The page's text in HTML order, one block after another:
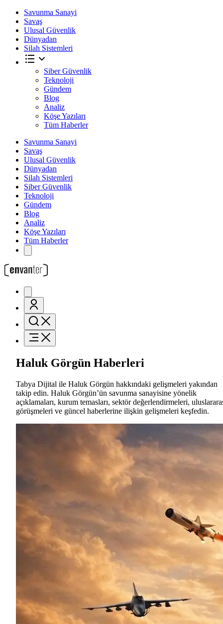
Savunma Sanayi
Savaş
Ulusal Güvenlik
Dünyadan
Silah Sistemleri
Siber Güvenlik
Teknoloji
Gündem
Blog
Analiz
Köşe Yazıları
Tüm Haberler
Savunma Sanayi
Savaş
Ulusal Güvenlik
Dünyadan
Silah Sistemleri
Siber Güvenlik
Teknoloji
Gündem
Blog
Analiz
Köşe Yazıları
Tüm Haberler
Haluk Görgün Haberleri
Tabya Dijital ile Haluk Görgün hakkındaki gelişmeleri yakından
takip edin. Haluk Görgün’ün savunma sanayisine yönelik
açıklamaları, kurum temasları, sektör değerlendirmeleri,
görüşmeleri ve güncel haberlerine ilişkin gelişmeleri keşfedin.